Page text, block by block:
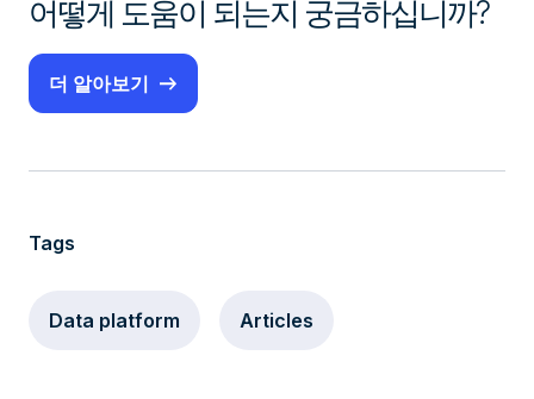
어떻게 도움이 되는지 궁금하십니까?
더 알아보기
Tags
Data platform Articles